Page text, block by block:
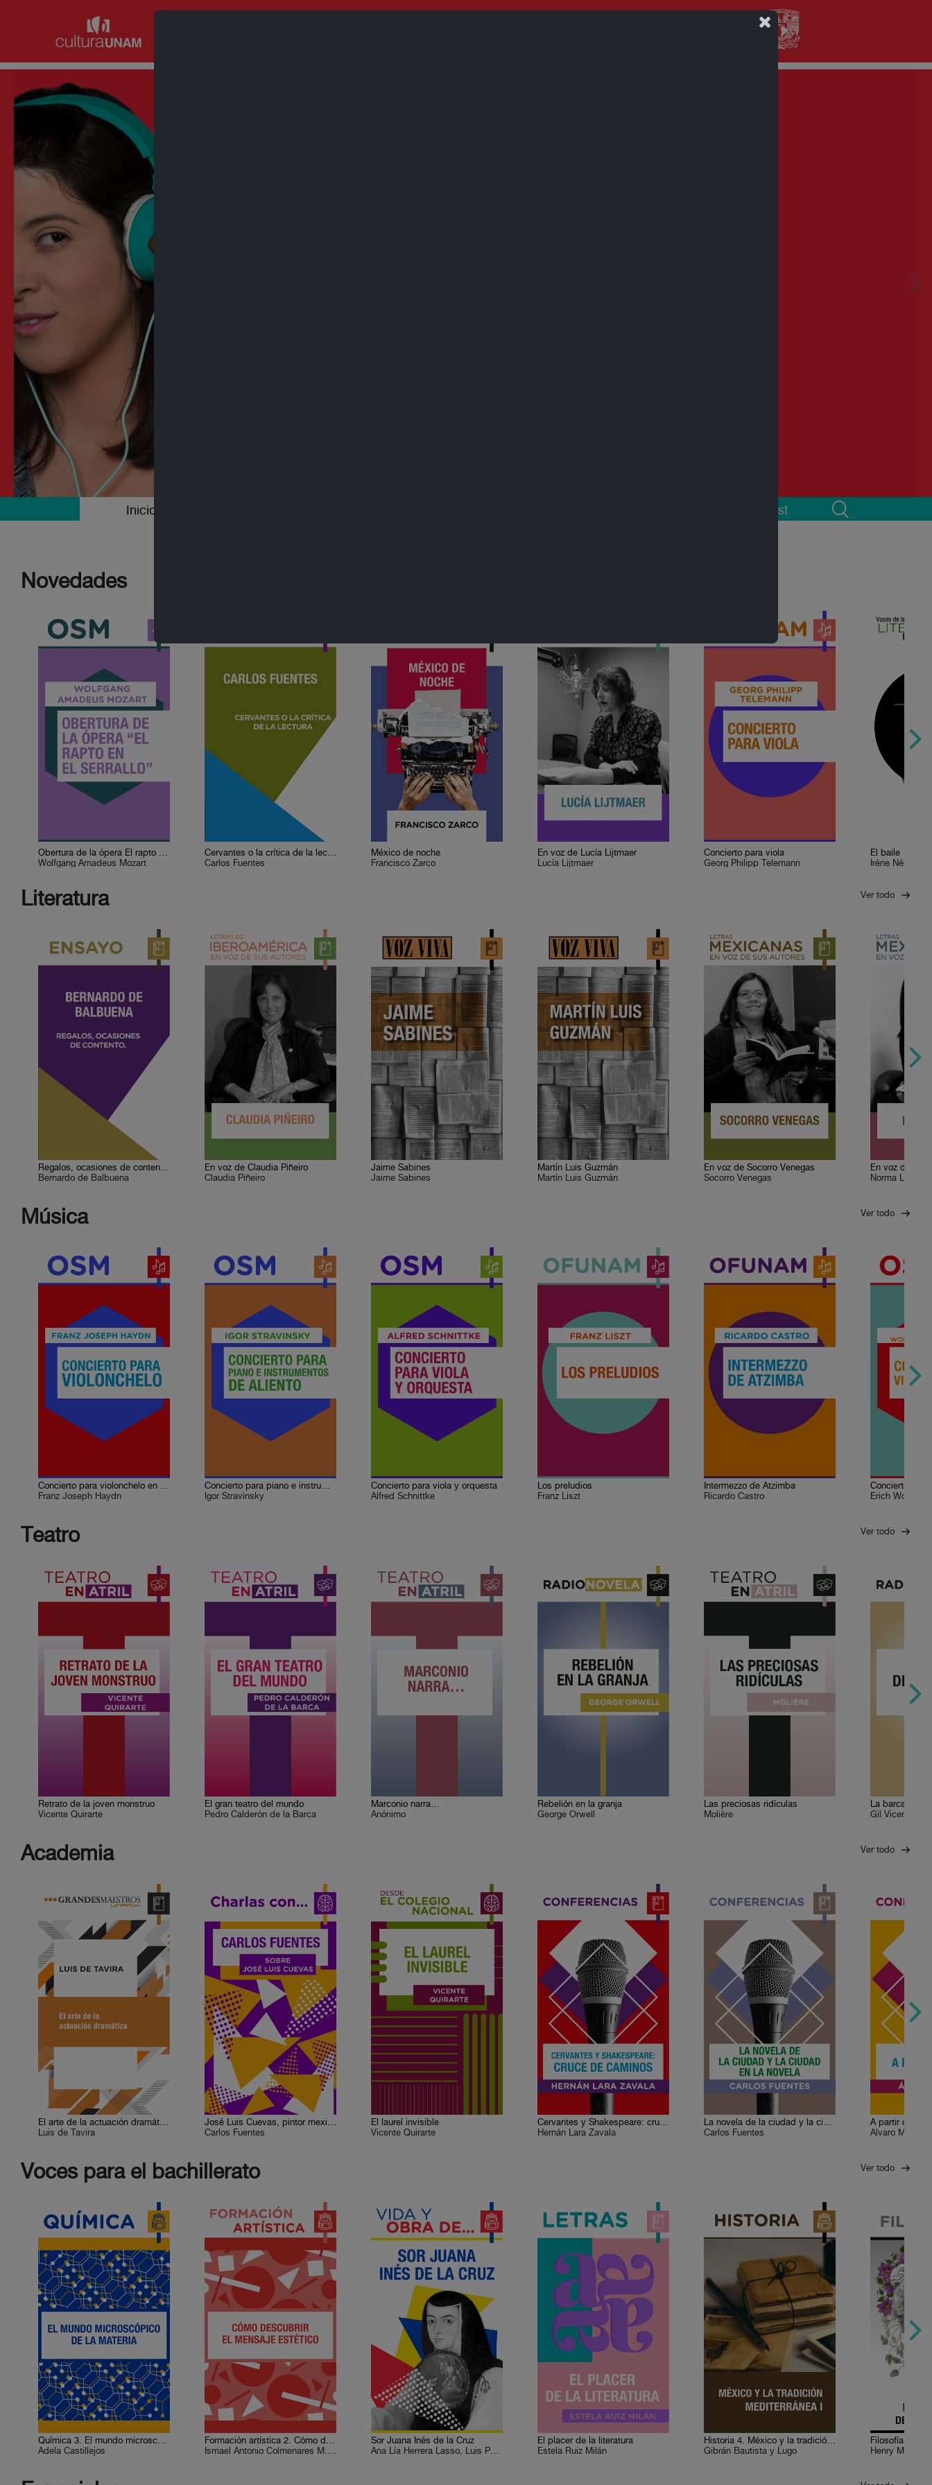
Inicio Podcast
Novedades
Obertura de la ópera El rapto en el serrallo
Wolfgang Amadeus Mozart
Cervantes o la crítica de la lectura
Carlos Fuentes
México de noche
Francisco Zarco
En voz de Lucía Lijtmaer
Lucía Lijtmaer
Concierto para viola
Georg Philipp Telemann
El baile
Irène
Literatura Ver todo
Regalos, ocasiones de contento. Bernardo de Balbuena
Bernardo de Balbuena
En voz de Claudia Piñeiro
Claudia Piñeiro
Jaime Sabines
Jaime Sabines
Martín Luis Guzmán
Martín Luis Guzmán
En voz de Socorro Venegas
Socorro Venegas
En voz de
Norma Lazo
Música Ver todo
Concierto para violonchelo en do mayor
Franz Joseph Haydn
Concierto para piano e instrumentos de aliento
Igor Stravinsky
Concierto para viola y orquesta
Alfred Schnittke
Los preludios
Franz Liszt
Intermezzo de Atzimba
Ricardo Castro
Erich
Teatro Ver todo
Retrato de la joven monstruo
Vicente Quirarte
El gran teatro del mundo
Pedro Calderón de la Barca
Marconio narra…
Anónimo
Rebelión en la granja
George Orwell
Las preciosas ridículas
Molière
La barca de la
Gil Vicente
Academia Ver todo
El arte de la actuación dramática
Luis de Tavira
José Luis Cuevas, pintor mexicano
Carlos Fuentes
El laurel invisible
Vicente Quirarte
Cervantes y Shakespeare: cruce de caminos
Hernán Lara Zavala
La novela de la ciudad y la ciudad en la novela
Carlos Fuentes
A partir de
Álvaro Matute
Voces para el bachillerato Ver todo
Química 3. El mundo microscópico de la materia
Adela Castillejos
Formación artística 2. Cómo descubrir el mensaje estético
Ismael Antonio Colmenares M., Saúl León Ramírez, José Luis Alderete Retana, Guadalupe Sumano Durán, Pedro Enrique Ayala Medina, Víctor Manuel Monroy de la Rosa, Leticia Escobar, Felipe Mejía Rodríguez, Sergio Herrera Castro
Sor Juana Inés de la Cruz
Ana Lía Herrera Lasso, Luis Paniagua
El placer de la literatura
Estela Ruiz Milán
Historia 4. México y la tradición mediterránea I
Gibrán Bautista y Lugo
Henry More